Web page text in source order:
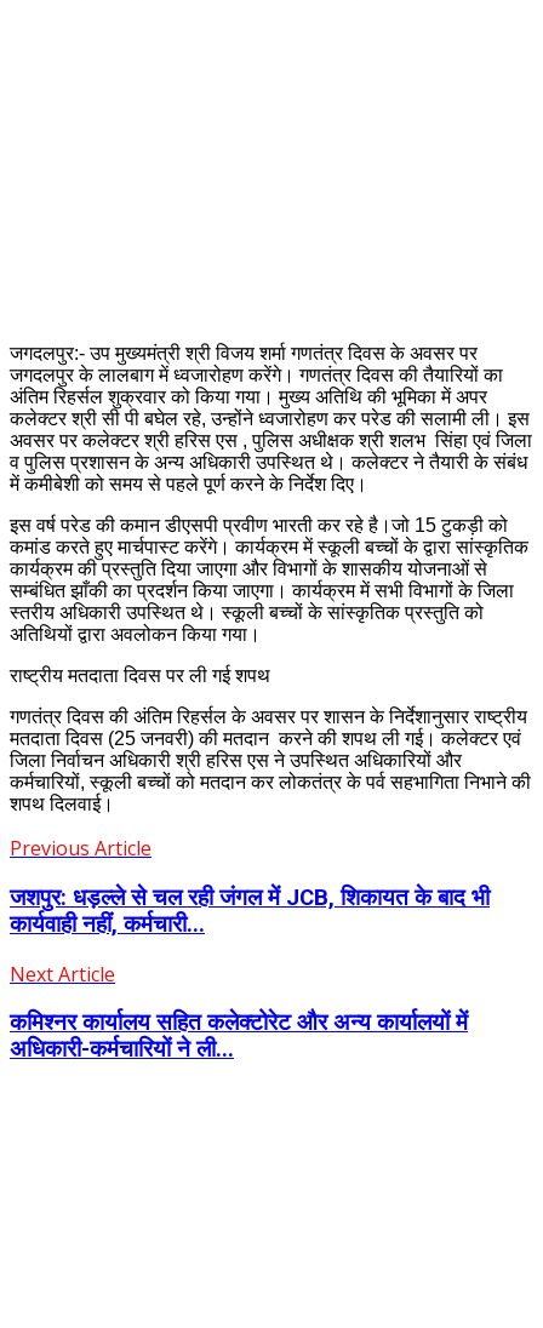
जगदलपुर:- उप मुख्यमंत्री श्री विजय शर्मा गणतंत्र दिवस के अवसर पर
जगदलपुर के लालबाग में ध्वजारोहण करेंगे। गणतंत्र दिवस की तैयारियों का
अंतिम रिहर्सल शुक्रवार को किया गया। मुख्य अतिथि की भूमिका में अपर
कलेक्टर श्री सी पी बघेल रहे, उन्होंने ध्वजारोहण कर परेड की सलामी ली। इस
अवसर पर कलेक्टर श्री हरिस एस , पुलिस अधीक्षक श्री शलभ सिंहा एवं जिला
व पुलिस प्रशासन के अन्य अधिकारी उपस्थित थे। कलेक्टर ने तैयारी के संबंध
में कमीबेशी को समय से पहले पूर्ण करने के निर्देश दिए।
इस वर्ष परेड की कमान डीएसपी प्रवीण भारती कर रहे है।जो 15 टुकड़ी को
कमांड करते हुए मार्चपास्ट करेंगे। कार्यक्रम में स्कूली बच्चों के द्वारा सांस्कृतिक
कार्यक्रम की प्रस्तुति दिया जाएगा और विभागों के शासकीय योजनाओं से
सम्बंधित झाँकी का प्रदर्शन किया जाएगा। कार्यक्रम में सभी विभागों के जिला
स्तरीय अधिकारी उपस्थित थे। स्कूली बच्चों के सांस्कृतिक प्रस्तुति को
अतिथियों द्वारा अवलोकन किया गया।
राष्ट्रीय मतदाता दिवस पर ली गई शपथ
गणतंत्र दिवस की अंतिम रिहर्सल के अवसर पर शासन के निर्देशानुसार राष्ट्रीय
मतदाता दिवस (25 जनवरी) की मतदान करने की शपथ ली गई। कलेक्टर एवं
जिला निर्वाचन अधिकारी श्री हरिस एस ने उपस्थित अधिकारियों और
कर्मचारियों, स्कूली बच्चों को मतदान कर लोकतंत्र के पर्व सहभागिता निभाने की
शपथ दिलवाई।
Previous Article
जशपुर: धड़ल्ले से चल रही जंगल में JCB, शिकायत के बाद भी
कार्यवाही नहीं, कर्मचारी...
Next Article
कमिश्नर कार्यालय सहित कलेक्टोरेट और अन्य कार्यालयों में
अधिकारी-कर्मचारियों ने ली...